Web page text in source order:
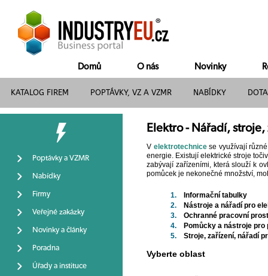
Domů O nás Novinky
KATALOG FIREM POPTÁVKY, VZ A VZMR NABÍDKY
Poptávky a VZMR
Nabídky
Firmy
Veřejné zakázky
Novinky a články
Poradna
Úřady a instituce
Elektro - Nářadí,
V elektrotechnicese využívají
energie. Existují elektrické stroje
zabývají zařízeními, která slouží k
pomůcek je nekonečné množství,
1.
Informační tabulky
2.
Nástroje a nářadí pro
3.
Ochranné pracovní
4.
Pomůcky a nástroje pro
5.
Stroje, zařízení, nářadí
Vyberte oblast